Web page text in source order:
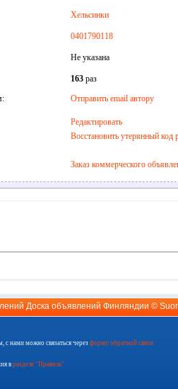
Хельсинки
0401790118
Не указана
163раз
Отправить email автору
Редактировать
Восстановить утерянный код
Заказ коммерческого
Доска объявлений Финляндии ©
с нами можно связаться через форму обратной связи
в разделе "Правила"